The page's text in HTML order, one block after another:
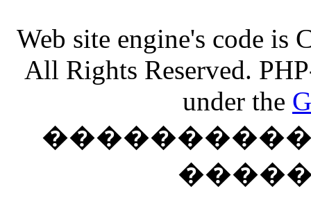
Web site engine's code
All Rights Reserved.
under the
����������